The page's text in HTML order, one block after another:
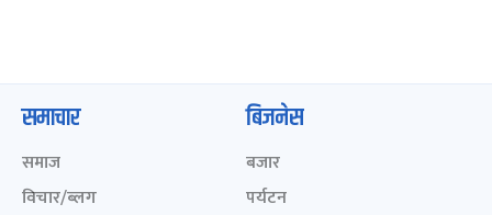
समाचार
समाज
विचार/ब्लग
बिजनेस
बजार
पर्यटन